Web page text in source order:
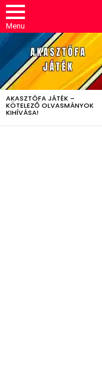
Menu
LATEST
STORIES
AKASZTÓFA JÁTÉK –
KÖTELEZŐ OLVASMÁNYOK
KIHÍVÁSA!